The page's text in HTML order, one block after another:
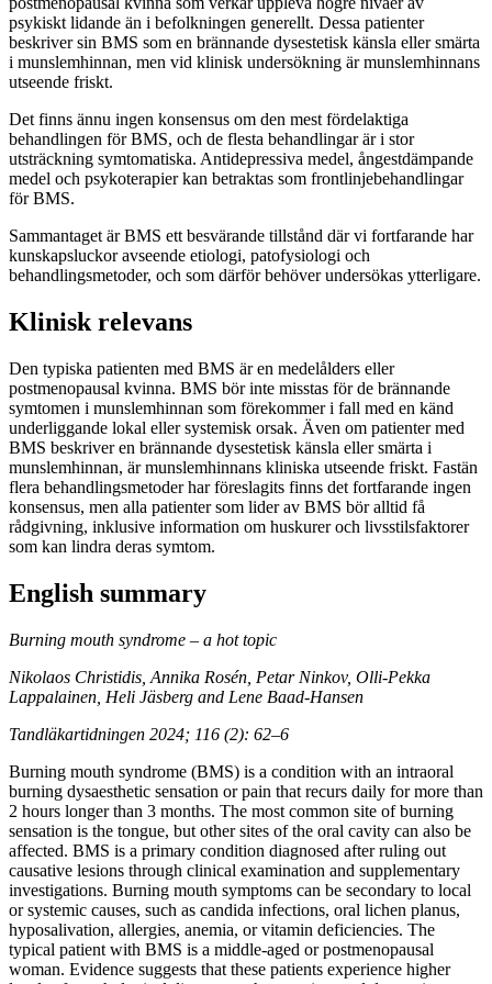
psykiskt lidande än i befolkningen generellt. Dessa patienter
beskriver sin BMS som en brännande dysestetisk känsla eller smärta
i munslemhinnan, men vid klinisk undersökning är munslemhinnans
utseende friskt.
Det finns ännu ingen konsensus om den mest fördelaktiga
behandlingen för BMS, och de flesta behandlingar är i stor
utsträckning symtomatiska. Antidepressiva medel, ångestdämpande
medel och psykoterapier kan betraktas som frontlinjebehandlingar
för BMS.
Sammantaget är BMS ett besvärande tillstånd där vi fortfarande har
kunskapsluckor avseende etiologi, patofysiologi och
behandlingsmetoder, och som därför behöver undersökas ytterligare.
Klinisk relevans
Den typiska patienten med BMS är en medelålders eller
postmenopausal kvinna. BMS bör inte misstas för de brännande
symtomen i munslemhinnan som förekommer i fall med en känd
underliggande lokal eller systemisk orsak. Även om patienter med
BMS beskriver en brännande dysestetisk känsla eller smärta i
munslemhinnan, är munslemhinnans kliniska utseende friskt. Fastän
flera behandlingsmetoder har föreslagits finns det fortfarande ingen
konsensus, men alla patienter som lider av BMS bör alltid få
rådgivning, inklusive information om huskurer och livsstilsfaktorer
som kan lindra deras symtom.
English summary
Burning mouth syndrome – a hot topic
Nikolaos Christidis, Annika Rosén, Petar Ninkov, Olli-Pekka
Lappalainen, Heli Jäsberg and Lene Baad-Hansen
Tandläkartidningen 2024; 116 (2): 62–6
Burning mouth syndrome (BMS) is a condition with an intraoral
burning dysaesthetic sensation or pain that recurs daily for more than
2 hours longer than 3 months. The most common site of burning
sensation is the tongue, but other sites of the oral cavity can also be
affected. BMS is a primary condition diagnosed after ruling out
causative lesions through clinical examination and supplementary
investigations. Burning mouth symptoms can be secondary to local
or systemic causes, such as candida infections, oral lichen planus,
hyposalivation, allergies, anemia, or vitamin deficiencies. The
typical patient with BMS is a middle-aged or postmenopausal
woman. Evidence suggests that these patients experience higher